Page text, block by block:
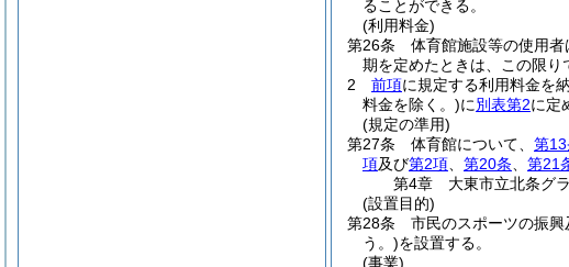
ることができる。
(利用料金)
第26条
体育館施設等の使用者
期を定めたときは、この限り
2
前項に規定する利用料金を
料金を除く。)に別表第2に定
(規定の準用)
第27条
体育館について、 第13
項及び第2項 第20条 第21
第4章
大東市立北条グ
(設置目的)
第28条
市民のスポーツの振
う。)を設置する。
(事業)